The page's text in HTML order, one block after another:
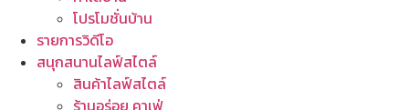
โปรโมชั่นบ้าน
รายการวิดีโอ
สนุกสนานไลฟ์สไตล์
สินค้าไลฟ์สไตล์